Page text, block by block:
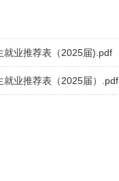
就业推荐表（2025届).pdf
就业推荐表（2025届）.pdf